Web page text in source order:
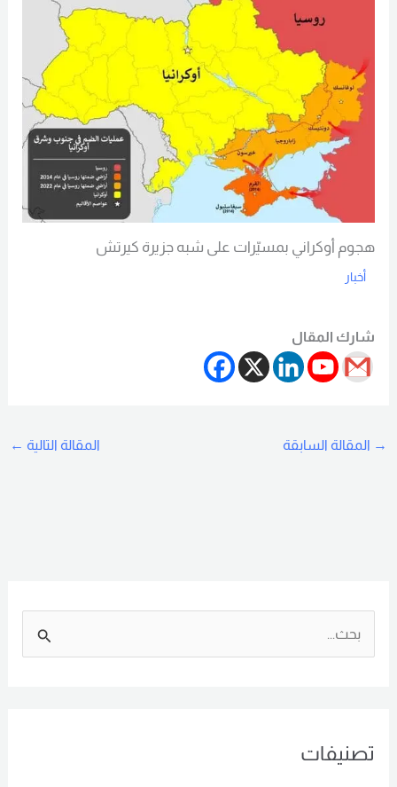
هجوم أوكراني بمسيّرات على شبه جزيرة كيرتش
أخبار
شارك المقال
→المقالة السابقة المقالة التالية ←
ث
تصنيفات